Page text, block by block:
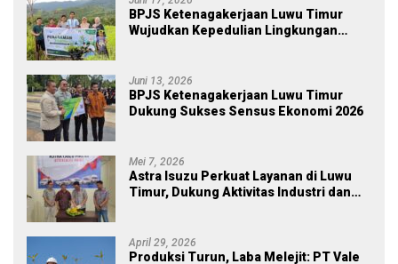
BPJS Ketenagakerjaan Luwu Timur
Wujudkan Kepedulian Lingkungan
Juni 13, 2026
BPJS Ketenagakerjaan Luwu Timur
Dukung Sukses Sensus Ekonomi 2026
Mei 7, 2026
Astra Isuzu Perkuat Layanan di Luwu
Timur, Dukung Aktivitas Industri dan
April 29, 2026
Produksi Turun, Laba Melejit: PT Vale